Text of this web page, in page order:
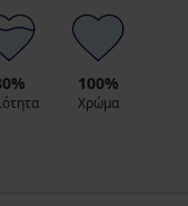
100%
Χρώμα